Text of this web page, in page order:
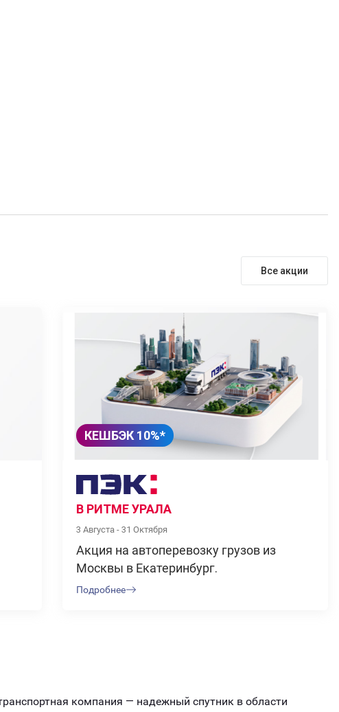
Все акции
КЕШБЭК 10%*
В РИТМЕ УРАЛА
3 Августа - 31 Октября
Акция на автоперевозку грузов из
Москвы в Екатеринбург.
Подробнее
компания — надежный спутник в области